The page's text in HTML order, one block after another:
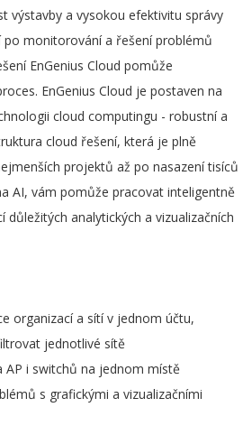
výstavby a vysokou efektivitu správy
po monitorování a řešení problémů
EnGenius Cloud pomůže
EnGenius Cloud je postaven na
cloud computingu - robustní a
cloud řešení, která je plně
projektů až po nasazení tisíců
AI, vám pomůže pracovat inteligentně
důležitých analytických a vizualizačních
organizací a sítí v jednom účtu,
jednotlivé sítě
AP i switchů na jednom místě
s grafickými a vizualizačními